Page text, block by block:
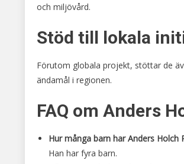
och miljövård.
Stöd till lokala
Förutom globala projekt, stöttar de
ändamål i regionen.
FAQ om Anders
Hur många barn har Anders Holch
Han har fyra barn.